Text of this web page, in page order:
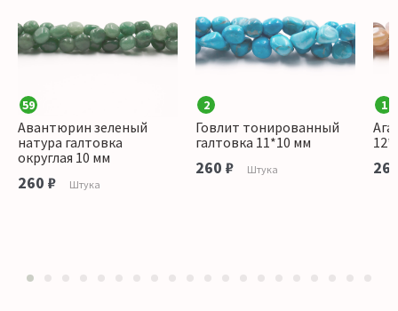
59
Авантюрин зеленый
натура галтовка
округлая 10 мм
260 ₽ Штука
2
Говлит тонированный
галтовка 11*10 мм
260 ₽ Штука
1